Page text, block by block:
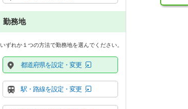
勤務地
いずれか１つの方法で勤務地を選んでください。
都道府県を設定・変更
駅・路線を設定・変更